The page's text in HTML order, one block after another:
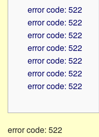
PC
Verbände
error code: 522
error code: 522
error code: 522
error code: 522
error code: 522
error code: 522
error code: 522
error code: 522